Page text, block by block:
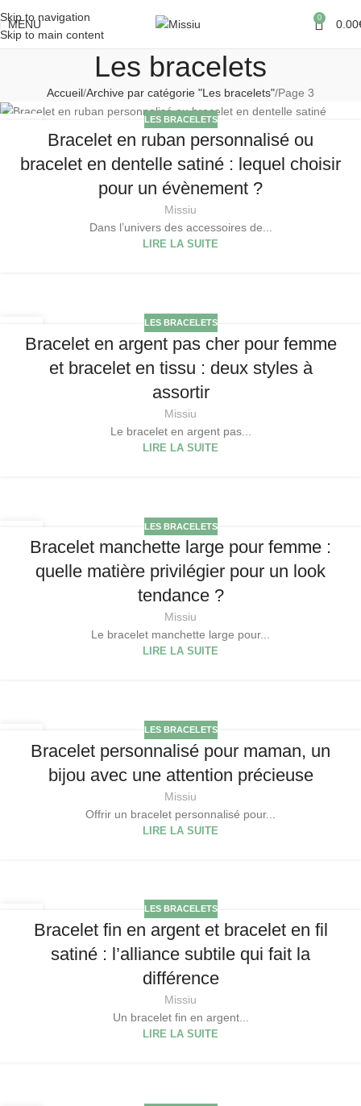
Skip to navigation
Skip to main content
MENU 0 0.00
Les bracelets
Accueil Archive par catégorie "Les bracelets" Page 3
LES BRACELETS
Bracelet en ruban personnalisé ou
bracelet en dentelle satiné : lequel choisir
pour un évènement ?
Missiu
Dans l’univers des accessoires de...
LIRE LA SUITE
JAN
LES BRACELETS
Bracelet en argent pas cher pour femme
et bracelet en tissu : deux styles à
assortir
Missiu
Le bracelet en argent pas...
LIRE LA SUITE
LES BRACELETS
Bracelet manchette large pour femme :
quelle matière privilégier pour un look
tendance ?
Missiu
Le bracelet manchette large pour...
LIRE LA SUITE
LES BRACELETS
Bracelet personnalisé pour maman, un
bijou avec une attention précieuse
Missiu
Offrir un bracelet personnalisé pour...
LIRE LA SUITE
LES BRACELETS
Bracelet fin en argent et bracelet en fil
satiné : l’alliance subtile qui fait la
différence
Missiu
Un bracelet fin en argent...
LIRE LA SUITE